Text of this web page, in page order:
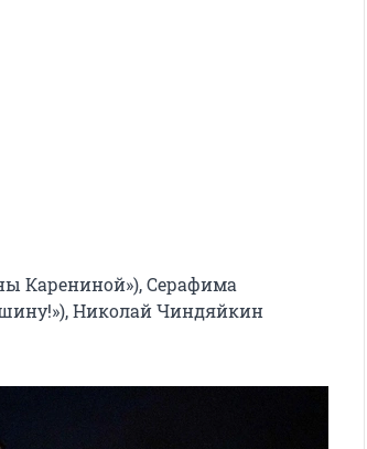
Карениной»), Серафима
Николай Чиндяйкин